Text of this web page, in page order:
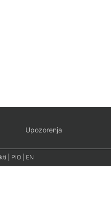
Upozorenja
PiO EN